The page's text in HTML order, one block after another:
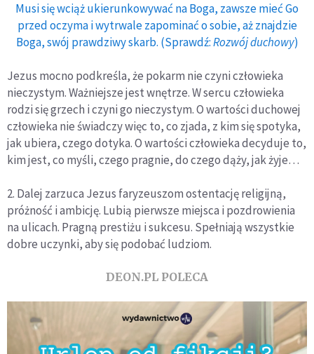
Musi się wciąż ukierunkowywać na Boga, zawsze mieć Go
przed oczyma i wytrwale zapominać o sobie, aż znajdzie
Boga, swój prawdziwy skarb. (Sprawdź:Rozwój duchowy)
Jezus mocno podkreśla, że pokarm nie czyni człowieka
nieczystym. Ważniejsze jest wnętrze. W sercu człowieka
rodzi się grzech i czyni go nieczystym. O wartości duchowej
człowieka nie świadczy więc to, co zjada, z kim się spotyka,
jak ubiera, czego dotyka. O wartości człowieka decyduje to,
kim jest, co myśli, czego pragnie, do czego dąży, jak żyje…
2. Dalej zarzuca Jezus faryzeuszom ostentację religijną,
próżność i ambicję. Lubią pierwsze miejsca i pozdrowienia
na ulicach. Pragną prestiżu i sukcesu. Spełniają wszystkie
dobre uczynki, aby się podobać ludziom.
DEON.PL POLECA